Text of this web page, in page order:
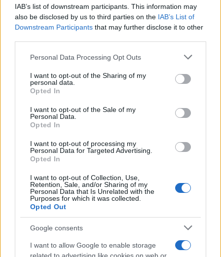
IAB’s list of downstream participants. This information may
also be disclosed by us to third parties on the IAB’s List of
Downstream Participants that may further disclose it to other
Please note that this website/app uses one or more Google
not limited to your visit or usage behaviour. You may click to
grant or deny consent to Google and its third-party tags to
use your data for below specified purposes in below Google
consent section.
Personal Data Processing Opt Outs
I want to opt-out of the Sharing of my
personal data.
Opted In
I want to opt-out of the Sale of my
Personal Data.
Opted In
I want to opt-out of processing my
Personal Data for Targeted Advertising.
Opted In
I want to opt-out of Collection, Use,
Retention, Sale, and/or Sharing of my
Personal Data that Is Unrelated with the
Purposes for which it was collected.
Opted Out
Google consents
I want to allow Google to enable storage
La Maddalena, festa per i 30 anni del Diving
center di Tegge
Esce di strada con l’auto ad Arzachena: ferito il
conducente
Turiste si perdono a Tavolara: salvate dai vigili
del fuoco
Meteo Olbia 6 agosto, migliora il tempo in